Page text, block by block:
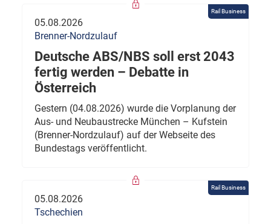
Rail Business
05.08.2026
Brenner-Nordzulauf
Deutsche ABS/NBS soll erst 2043
fertig werden – Debatte in
Österreich
Gestern (04.08.2026) wurde die Vorplanung der
Aus- und Neubaustrecke München – Kufstein
(Brenner-Nordzulauf) auf der Webseite des
Bundestags veröffentlicht.
Rail Business
05.08.2026
Tschechien